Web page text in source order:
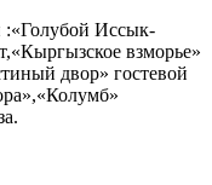
:«Голубой Иссык-
взморье»
двор» гостевой